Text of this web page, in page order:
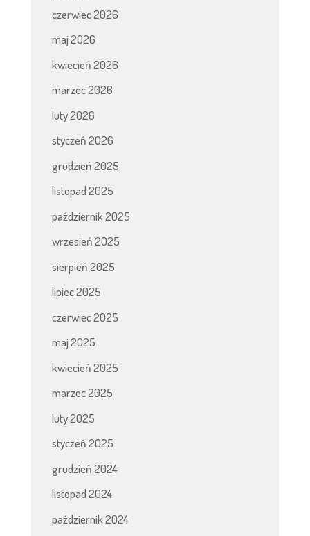
czerwiec 2026
maj 2026
kwiecień 2026
marzec 2026
luty 2026
styczeń 2026
grudzień 2025
listopad 2025
październik 2025
wrzesień 2025
sierpień 2025
lipiec 2025
czerwiec 2025
maj 2025
kwiecień 2025
marzec 2025
luty 2025
styczeń 2025
grudzień 2024
listopad 2024
październik 2024